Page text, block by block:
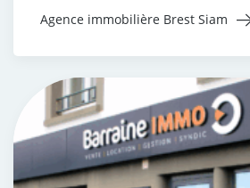
Agence immobilière Brest Siam